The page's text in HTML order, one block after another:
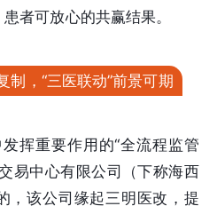
者可放心的共赢结果。
制，“三医联动”前景可期
挥重要作用的“全流程监管
易中心有限公司（下称海西
，该公司缘起三明医改，提